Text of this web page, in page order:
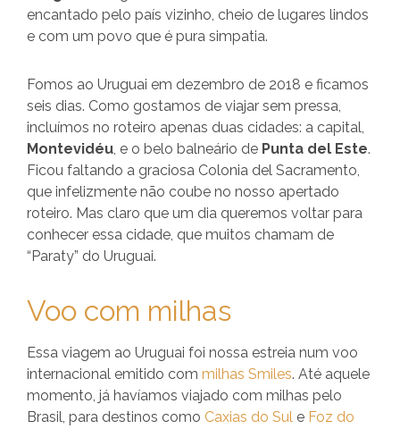
encantado pelo país vizinho, cheio de lugares lindos
e com um povo que é pura simpatia.
Fomos ao Uruguai em dezembro de 2018 e ficamos
seis dias. Como gostamos de viajar sem pressa,
incluímos no roteiro apenas duas cidades: a capital,
Montevidéu, e o belo balneário de Punta del Este.
Ficou faltando a graciosa Colonia del Sacramento,
que infelizmente não coube no nosso apertado
roteiro. Mas claro que um dia queremos voltar para
conhecer essa cidade, que muitos chamam de
“Paraty” do Uruguai.
Voo com milhas
Essa viagem ao Uruguai foi nossa estreia num voo
internacional emitido com milhas Smiles. Até aquele
momento, já havíamos viajado com milhas pelo
Brasil, para destinos como Caxias do Sul e Foz do